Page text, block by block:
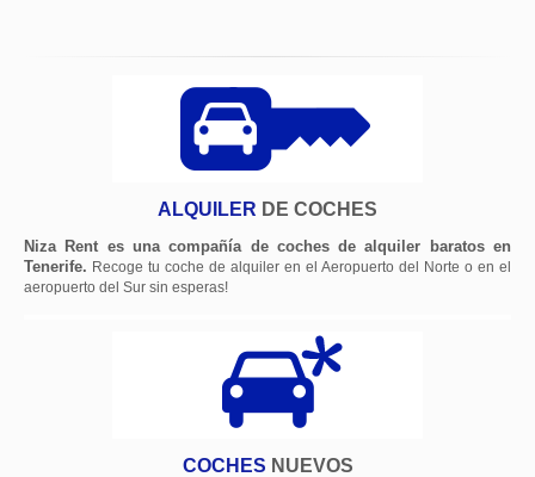
ALQUILER DE COCHES
Niza Rent es una compañía de coches de alquiler baratos en
Tenerife. Recoge tu coche de alquiler en el Aeropuerto del Norte o en el
aeropuerto del Sur sin esperas!
COCHES NUEVOS